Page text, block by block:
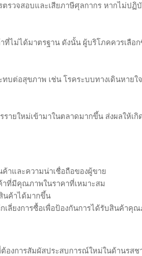
รวจสอบและเสียภาษีศุลกากร หากไม่ปฏิ
ไม่ได้มาตรฐาน ดังนั้น ผู้บริโภคควรเลือ
ต่อสุขภาพ เช่น โรคระบบทางเดินหายใ
ยใหม่เข้ามาในตลาดมากขึ้น ส่งผลให้เ
าและความน่าเชื่อถือของผู้ขาย
าที่มีคุณภาพในราคาที่เหมาะสม
นค้าได้มากขึ้น
เลี่ยงการซื้อเพื่อป้องกันการได้รับสินค้าคุ
องการสัมผัสประสบการณ์ใหม่ในด้านร